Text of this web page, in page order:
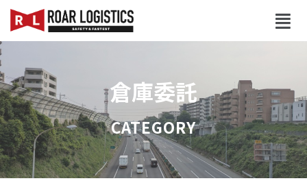
倉庫委託